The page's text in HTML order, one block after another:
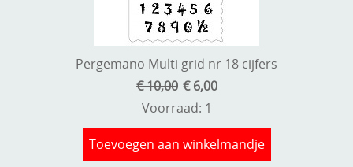
Pergemano Multi grid nr 18 cijfers
€ 10,00 € 6,00
Voorraad: 1
Toevoegen aan winkelmandje